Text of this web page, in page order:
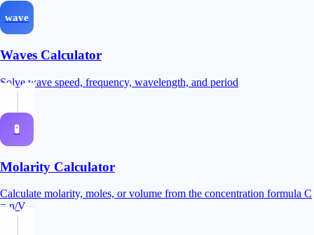
wave
Waves Calculator
Solve wave speed, frequency, wavelength, and period
🧪
Molarity Calculator
Calculate molarity, moles, or volume from the concentration formula C
= n/V